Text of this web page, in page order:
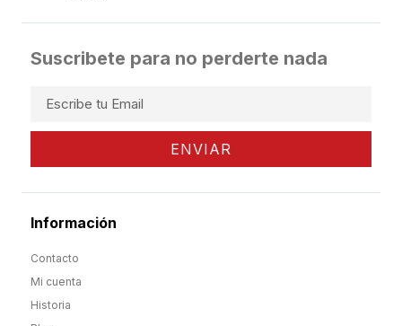
Suscribete para no perderte nada
ENVIAR
Información
Contacto
Mi cuenta
Historia